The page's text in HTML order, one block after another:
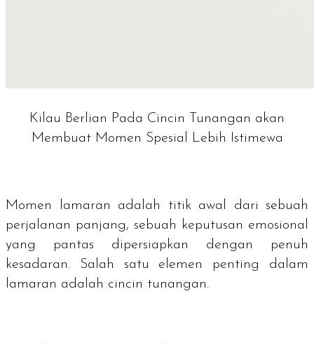
Kilau Berlian Pada Cincin Tunangan akan
Membuat Momen Spesial Lebih Istimewa
Momen lamaran adalah titik awal dari sebuah
perjalanan panjang, sebuah keputusan emosional
yang pantas dipersiapkan dengan penuh
kesadaran. Salah satu elemen penting dalam
lamaran adalah cincin tunangan.